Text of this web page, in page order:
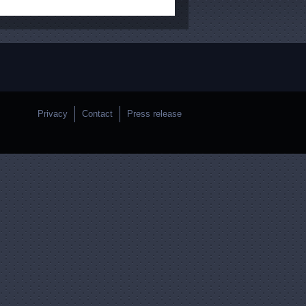
Privacy Contact Press release